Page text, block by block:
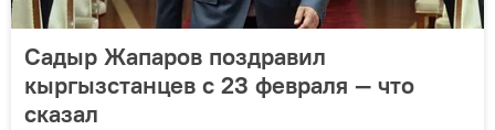
Садыр Жапаров поздравил
кыргызстанцев с 23 февраля — что
сказал